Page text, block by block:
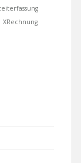
XRechnung